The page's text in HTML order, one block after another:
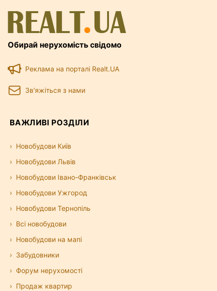
Обирай нерухомість свідомо
Реклама на порталі Realt.UA
Зв'яжіться з нами
ВАЖЛИВІ РОЗДІЛИ
Новобудови Київ
Новобудови Львів
Новобудови Івано-Франківськ
Новобудови Ужгород
Новобудови Тернопіль
Всі новобудови
Новобудови на мапі
Забудовники
Форум нерухомості
Продаж квартир